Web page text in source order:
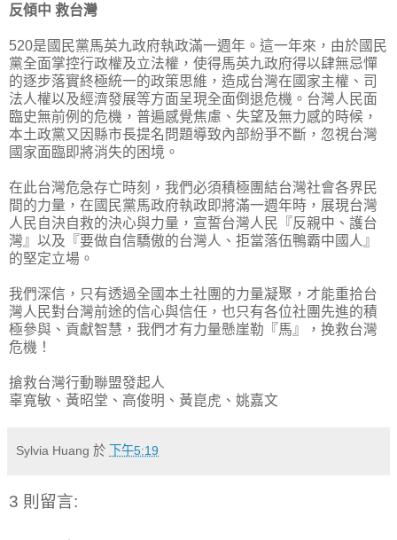
反傾中 救台灣
520是國民黨馬英九政府執政滿一週年。這一年來，由於國民
黨全面掌控行政權及立法權，使得馬英九政府得以肆無忌憚
的逐步落實終極統一的政策思維，造成台灣在國家主權、司
法人權以及經濟發展等方面呈現全面倒退危機。台灣人民面
臨史無前例的危機，普遍感覺焦慮、失望及無力感的時候，
本土政黨又因縣市長提名問題導致內部紛爭不斷，忽視台灣
國家面臨即將消失的困境。
在此台灣危急存亡時刻，我們必須積極團結台灣社會各界民
間的力量，在國民黨馬政府執政即將滿一週年時，展現台灣
人民自決自救的決心與力量，宣誓台灣人民『反親中、護台
灣』以及『要做自信驕傲的台灣人、拒當落伍鴨霸中國人』
的堅定立場。
我們深信，只有透過全國本土社團的力量凝聚，才能重拾台
灣人民對台灣前途的信心與信任，也只有各位社團先進的積
極參與、貢獻智慧，我們才有力量懸崖勒『馬』，挽救台灣
危機！
搶救台灣行動聯盟發起人
辜寬敏、黃昭堂、高俊明、黃崑虎、姚嘉文
Sylvia Huang 於 下午5:19
3 則留言: